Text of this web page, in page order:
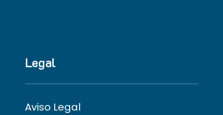
Legal
Aviso Legal